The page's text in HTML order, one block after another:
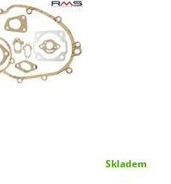
Skladem